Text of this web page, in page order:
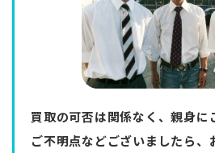
買取の可否は関係なく、親身に
ご不明点などございましたら、